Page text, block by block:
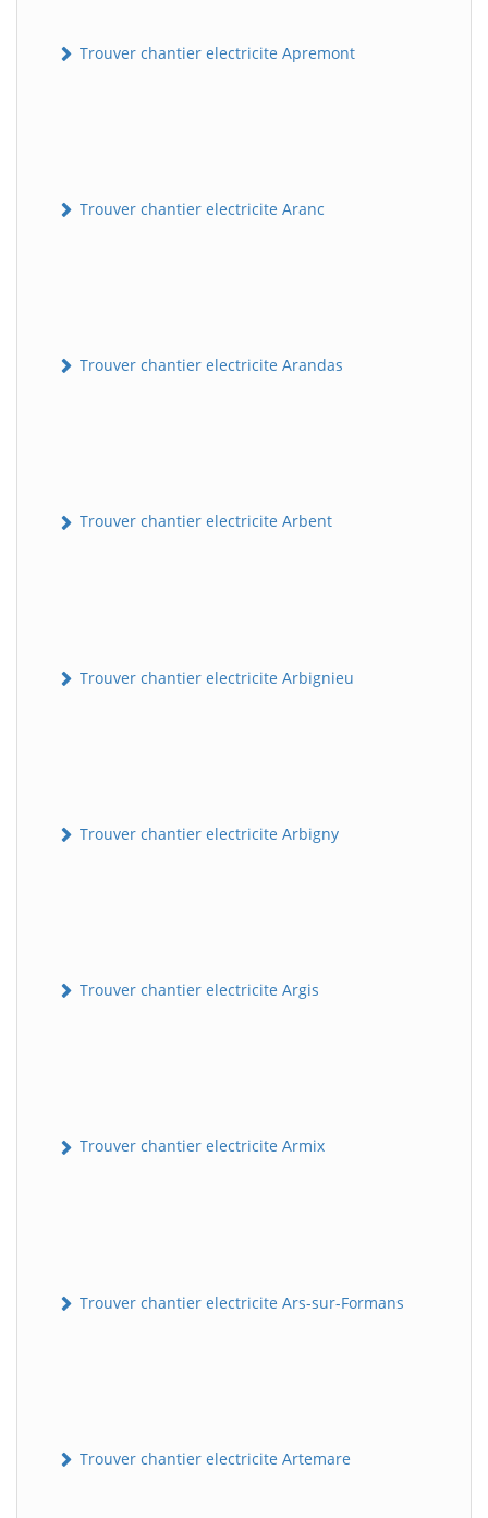
Trouver chantier electricite Apremont
Trouver chantier electricite Aranc
Trouver chantier electricite Arandas
Trouver chantier electricite Arbent
Trouver chantier electricite Arbignieu
Trouver chantier electricite Arbigny
Trouver chantier electricite Argis
Trouver chantier electricite Armix
Trouver chantier electricite Ars-sur-Formans
Trouver chantier electricite Artemare